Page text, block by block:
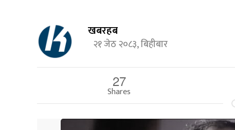
खबरहब
२१ जेठ २०८३, बिहीबार
27
Shares